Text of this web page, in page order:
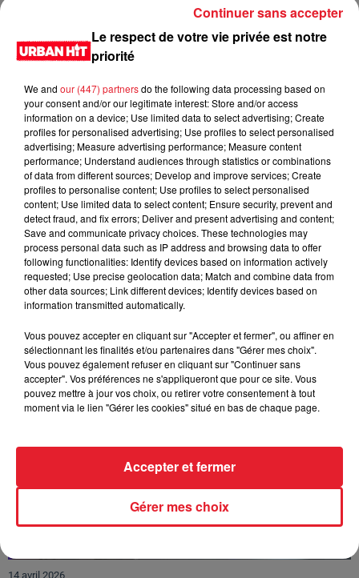
Chris Brown et Usher annoncent leur tournée R&B avec 33
dates à travers l'Amérique du Nord, débutant en juin.
14 avril 2026
Kanye West : Le gouvernement très déterminé à
interdire son concert...
Le concert de Kanye West à Marseille, prévu le 11 juin,
pourrait être interdit par le gouvernement en raison de ses
propos antisémites.
14 avril 2026
Le respect de votre vie privée est notre
priorité
We and our (447) partnersdo the following data processing based on
your consent and/or our legitimate interest: Store and/or access
information on a device; Use limited data to select advertising; Create
profiles for personalised advertising; Use profiles to select personalised
advertising; Measure advertising performance; Measure content
performance; Understand audiences through statistics or combinations
of data from different sources; Develop and improve services; Create
profiles to personalise content; Use profiles to select personalised
content; Use limited data to select content; Ensure security, prevent and
detect fraud, and fix errors; Deliver and present advertising and content;
Save and communicate privacy choices. These technologies may
process personal data such as IP address and browsing data to offer
following functionalities: Identify devices based on information actively
requested; Use precise geolocation data; Match and combine data from
other data sources; Link different devices; Identify devices based on
information transmitted automatically.
Vous pouvez accepter en cliquant sur "Accepter et fermer", ou affiner en
sélectionnant les finalités et/ou partenaires dans "Gérer mes choix".
Vous pouvez également refuser en cliquant sur "Continuer sans
accepter". Vos préférences ne s'appliqueront que pour ce site. Vous
pouvez mettre à jour vos choix, ou retirer votre consentement à tout
moment via le lien "Gérer les cookies" situé en bas de chaque page.
Gérer mes choix
Accepter et fermer
Continuer sans accepter